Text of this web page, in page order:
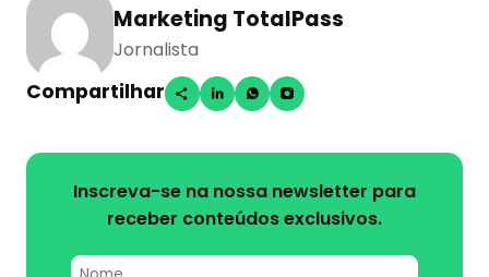
Marketing TotalPass
Jornalista
Compartilhar
Inscreva-se na nossa newsletter para
receber conteúdos exclusivos.